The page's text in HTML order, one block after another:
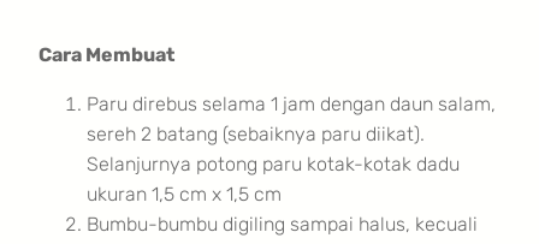
Cara Membuat
Paru direbus selama 1 jam dengan daun salam,
sereh 2 batang (sebaiknya paru diikat).
Selanjurnya potong paru kotak-kotak dadu
ukuran 1,5 cm x 1,5 cm
Bumbu-bumbu digiling sampai halus, kecuali